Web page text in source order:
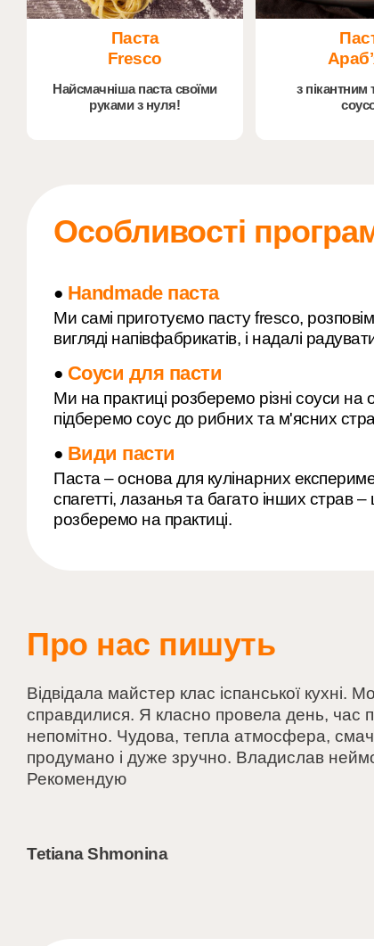
Паста
Fresco
Найсмачніша паста своїми
руками з нуля!
з пікантним
Особливості
● Handmade паста
Ми самі приготуємо пасту fresco,
вигляді напівфабрикатів, і надалі
● Соуси для пасти
Ми на практиці розберемо різні соуси на
підберемо соус до рибних та м'ясних
● Види пасти
Паста – основа для кулінарних
спагетті, лазанья та багато інших страв
розберемо на практиці.
Про нас пишуть
Відвідала майстер клас іспанської кухні.
справдилися. Я класно провела день, час
непомітно. Чудова, тепла атмосфера,
продумано і дуже зручно. Владислав
Рекомендую
Tetiana Shmonina